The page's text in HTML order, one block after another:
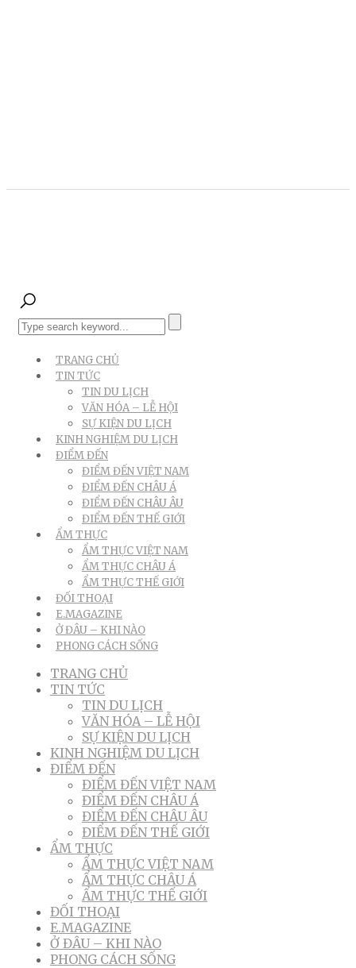
TRANG CHỦ
TIN TỨC
TIN DU LỊCH
VĂN HÓA – LỄ HỘI
SỰ KIỆN DU LỊCH
KINH NGHIỆM DU LỊCH
ĐIỂM ĐẾN
ĐIỂM ĐẾN VIỆT NAM
ĐIỂM ĐẾN CHÂU Á
ĐIỂM ĐẾN CHÂU ÂU
ĐIỂM ĐẾN THẾ GIỚI
ẨM THỰC
ẨM THỰC VIỆT NAM
ẨM THỰC CHÂU Á
ẨM THỰC THẾ GIỚI
ĐỐI THOẠI
E.MAGAZINE
Ở ĐÂU – KHI NÀO
PHONG CÁCH SỐNG
TRANG CHỦ
TIN TỨC
TIN DU LỊCH
VĂN HÓA – LỄ HỘI
SỰ KIỆN DU LỊCH
KINH NGHIỆM DU LỊCH
ĐIỂM ĐẾN
ĐIỂM ĐẾN VIỆT NAM
ĐIỂM ĐẾN CHÂU Á
ĐIỂM ĐẾN CHÂU ÂU
ĐIỂM ĐẾN THẾ GIỚI
ẨM THỰC
ẨM THỰC VIỆT NAM
ẨM THỰC CHÂU Á
ẨM THỰC THẾ GIỚI
ĐỐI THOẠI
E.MAGAZINE
Ở ĐÂU – KHI NÀO
PHONG CÁCH SỐNG